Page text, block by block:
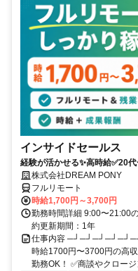
インサイドセールス
経験が活かせる✨高時給✅20
株式会社DREAM PONY
フルリモート
時給1,700円～3,700円
勤務時間詳細 9:00〜21:00
約更新期間：1年
仕事内容
時給1700円〜3700円の高
勤務OK！ ✅商談やクロージ